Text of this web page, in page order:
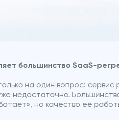
большинство SaaS-
на один вопрос: сервис
недостаточно.
но качество её